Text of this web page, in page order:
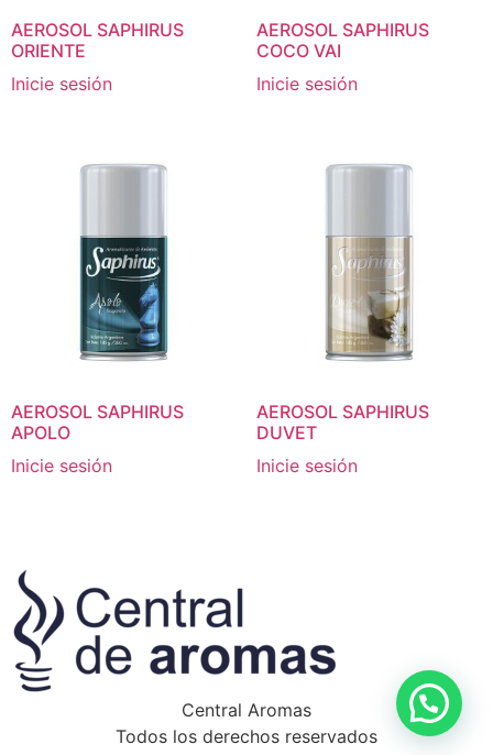
AEROSOL SAPHIRUS
ORIENTE
Inicie sesión
AEROSOL SAPHIRUS
COCO VAI
Inicie sesión
AEROSOL SAPHIRUS
APOLO
Inicie sesión
AEROSOL SAPHIRUS
DUVET
Inicie sesión
Central Aromas
Todos los derechos reservados